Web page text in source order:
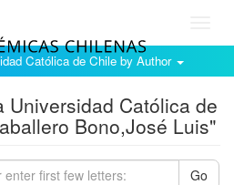
Católica de Chile by Author
Universidad Católica de
Bono,José Luis"
Go